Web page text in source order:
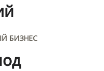
БИЗНЕС